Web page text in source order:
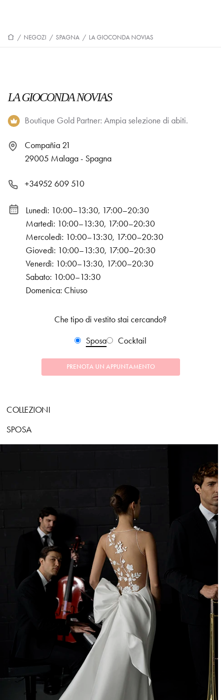
/ NEGOZI / SPAGNA / LA GIOCONDA NOVIAS
LA GIOCONDA NOVIAS
Boutique Gold Partner: Ampia selezione di abiti.
Compañia 21
29005 Malaga - Spagna
+34952 609 510
Lunedì: 10:00–13:30, 17:00–20:30
Martedì: 10:00–13:30, 17:00–20:30
Mercoledì: 10:00–13:30, 17:00–20:30
Giovedì: 10:00–13:30, 17:00–20:30
Venerdì: 10:00–13:30, 17:00–20:30
Sabato: 10:00–13:30
Domenica: Chiuso
Che tipo di vestito stai cercando?
Sposa
Cocktail
PRENOTA UN APPUNTAMENTO
COLLEZIONI
SPOSA